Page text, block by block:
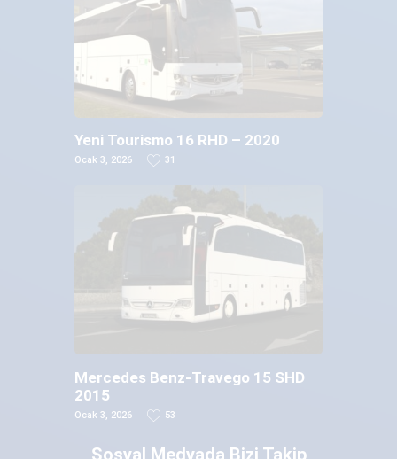
Yeni Tourismo 16 RHD – 2020
Ocak 3, 2026 31
Mercedes Benz-Travego 15 SHD
2015
Ocak 3, 2026 53
Sosyal Medyada Bizi Takip